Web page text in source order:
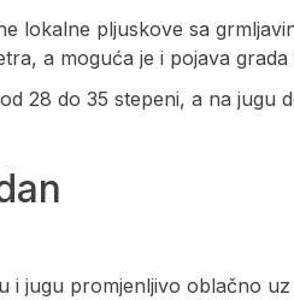
lokalne pljuskove sa
a moguća je i pojava grada
28 do 35 stepeni, a na jugu
i jugu promjenljivo oblačno